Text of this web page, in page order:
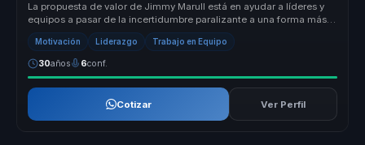
La propuesta de valor de Jimmy Marull está en ayudar a líderes y
equipos a pasar de la incertidumbre paralizante a una forma más
valiente...
Motivación Liderazgo Trabajo en Equipo
30años 6conf.
Cotizar Ver Perfil